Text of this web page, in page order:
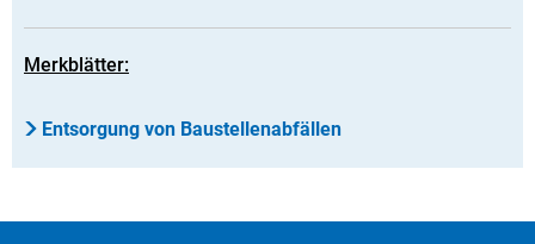
Merkblätter:
Entsorgung von Baustellenabfällen